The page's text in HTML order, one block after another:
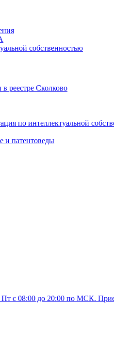
собственностью
реестре Сколково
по интеллектуальной
и патентоведы
с 08:00 до 20:00 по МСК.